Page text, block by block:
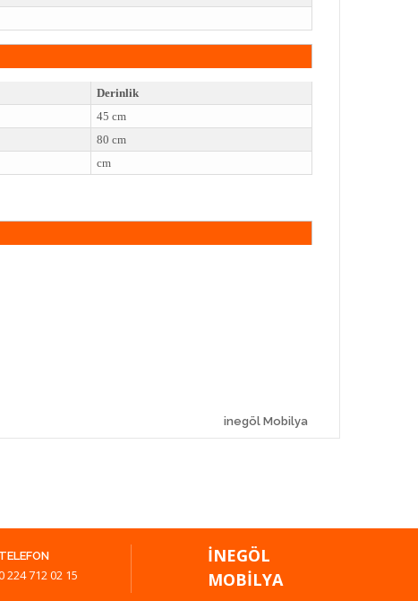
Derinlik
45 cm
80 cm
cm
inegöl Mobilya
TELEFON
224 712 02 15
İNEGÖL
MOBILYA